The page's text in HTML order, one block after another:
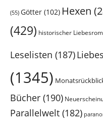
(55) Götter (102) Hexen
(429) historischer
Leselisten (187)
(1345)
Bücher (190)
Parallelwelt (182)